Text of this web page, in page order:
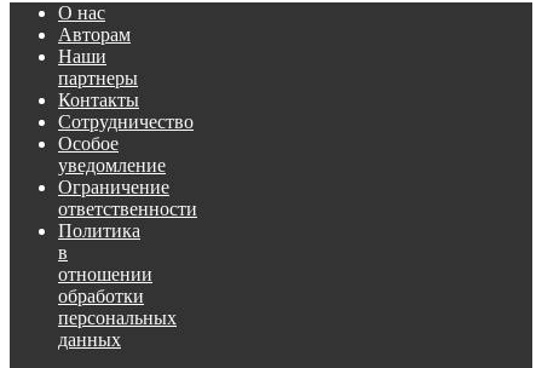
О нас
Авторам
Наши
партнеры
Контакты
Сотрудничество
Особое
уведомление
Ограничение
ответственности
Политика
в
отношении
обработки
персональных
данных